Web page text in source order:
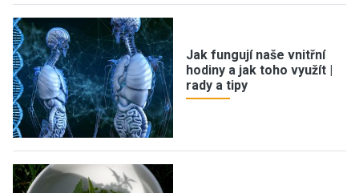
Jak fungují naše vnitřní
hodiny a jak toho využít |
rady a tipy